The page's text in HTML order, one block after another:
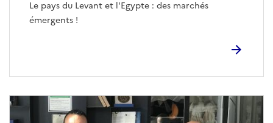
Le pays du Levant et l'Egypte : des marchés
émergents !